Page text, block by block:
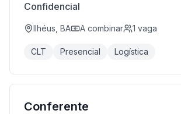
Confidencial
Ilhéus, BA A combinar 1 vaga
CLT Presencial Logística
Conferente